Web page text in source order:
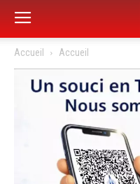
Accueil Accueil